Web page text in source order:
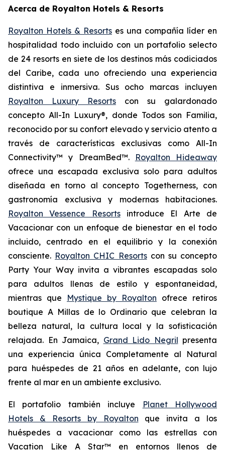
Acerca de Royalton Hotels & Resorts
Royalton Hotels & Resorts es una compañía líder en
hospitalidad todo incluido con un portafolio selecto
de 24 resorts en siete de los destinos más codiciados
del Caribe, cada uno ofreciendo una experiencia
distintiva e inmersiva. Sus ocho marcas incluyen
Royalton Luxury Resorts con su galardonado
concepto All-In Luxury®, donde Todos son Familia,
reconocido por su confort elevado y servicio atento a
través de características exclusivas como All-In
Connectivity™ y DreamBed™.
Royalton Hideaway
ofrece una escapada exclusiva solo para adultos
diseñada en torno al concepto Togetherness, con
gastronomía exclusiva y modernas habitaciones.
Royalton Vessence Resortsintroduce El Arte de
Vacacionar con un enfoque de bienestar en el todo
incluido, centrado en el equilibrio y la conexión
consciente. Royalton CHIC Resortscon su concepto
Party Your Wayinvita a vibrantes escapadas solo
para adultos llenas de estilo y espontaneidad,
mientras que Mystique by Royalton ofrece retiros
boutique A Millas de lo Ordinarioque celebran la
belleza natural, la cultura local y la sofisticación
relajada. En Jamaica, Grand Lido Negril presenta
una experiencia única Completamente al Natural
para huéspedes de 21 años en adelante, con lujo
frente al mar en un ambiente exclusivo.
El portafolio también incluye
Planet Hollywood
Hotels & Resorts by Royalton que invita a los
huéspedes a vacacionar como las estrellas con
Vacation Like A Star™ en entornos llenos de